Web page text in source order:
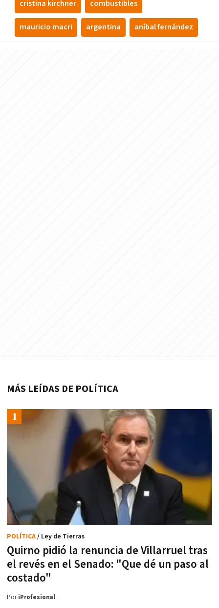
cristina kirchner combustibles
mauricio macri argentina aní­bal fernández
MÁS LEÍDAS DE POLÍTICA
Quirno pidió la renuncia de Villarruel tras
el revés en el Senado: "Que dé un paso al
costado"
POLÍTICA/ Ley de Tierras
PoriProfesional